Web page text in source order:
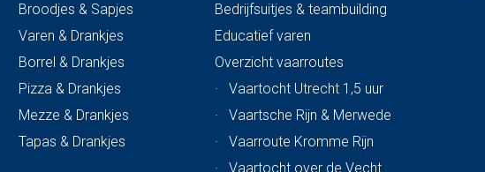
Broodjes & Sapjes
Varen & Drankjes
Borrel & Drankjes
Pizza & Drankjes
Mezze & Drankjes
Tapas & Drankjes
Bedrijfsuitjes & teambuilding
Educatief varen
Overzicht vaarroutes
·
Vaartocht Utrecht 1,5 uur
·
Vaartsche Rijn & Merwede
·
Vaarroute Kromme Rijn
·
Vaartocht over de Vecht